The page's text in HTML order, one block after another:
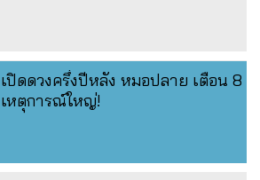
เปิดดวงครึ่งปีหลัง หมอปลาย เตือน 8
เหตุการณ์ใหญ่!